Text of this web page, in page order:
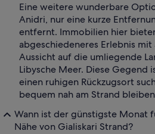
Eine weitere wunderbare
Anidri, nur eine kurze
entfernt. Immobilien hier
abgeschiedeneres Erlebnis
Aussicht auf die umliegende
Libysche Meer. Diese Gegend
einen ruhigen Rückzugsort
bequem nah am Strand
Wann ist der günstigste Monat
Nähe von Gialiskari Strand?